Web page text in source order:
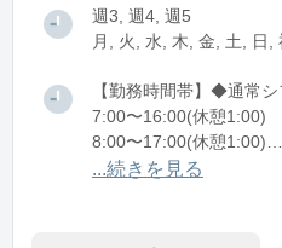
週3, 週4, 週5
月, 火, 水, 木, 金, 土, 日,
【勤務時間帯】◆通常
7:00〜16:00(休憩1:00)
8:00〜17:00(休憩1:00)
12:00〜21:00(休憩1:00)
...続きを見る